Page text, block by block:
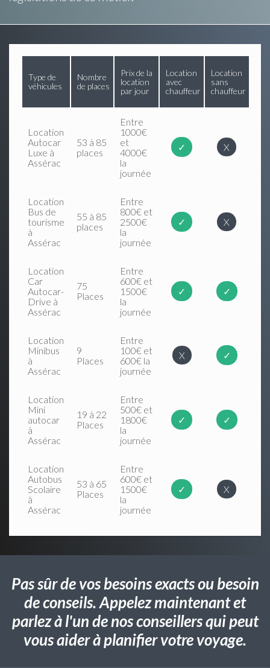
Type de
véhicules
Nombre
de places
Prix de la
location
par jour
Location
avec
chauffeur
Location
sans
chauffeur
Location
Autocar
Luxe à
Assérac
53 à 85
places
Entre
1000€
et
4000€
la
journée
✓ X
Location
Bus de
tourisme
à
Assérac
55 à 85
places
Entre
800€ et
2500€
la
journée
✓ X
Location
Car
Autocar-
Drive à
Assérac
75
Places
Entre
600€ et
1500€
la
journée
✓ ✓
Location
Minibus
à
Assérac
9
Places
Entre
100€ et
600€ la
journée
X ✓
Location
Mini
autocar
à
Assérac
19 à 22
Places
Entre
500€ et
1800€
la
journée
✓ ✓
Location
Autobus
Scolaire
à
Assérac
53 à 65
Places
Entre
600€ et
1500€
la
journée
✓ X
Pas sûr de vos besoins exacts ou besoin
de conseils. Appelez maintenant et
parlez à l'un de nos conseillers qui peut
vous aider à planifier votre voyage.